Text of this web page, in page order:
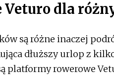
Veturo dla
są różne inaczej
dłuższy urlop z
platformy rowerowe